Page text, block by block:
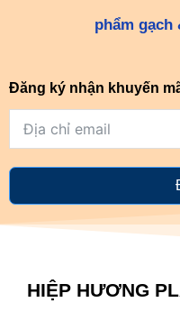
phẩm gạch
Đăng ký nhận khuyến
HIỆP HƯƠNG